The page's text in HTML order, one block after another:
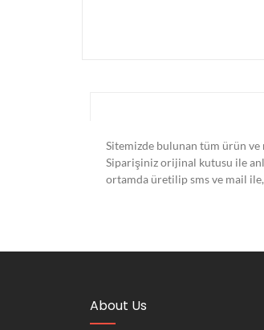
Sitemizde bulunan tüm ürün
Siparişiniz orijinal kutusu ile
ortamda üretilip sms ve mail
About Us